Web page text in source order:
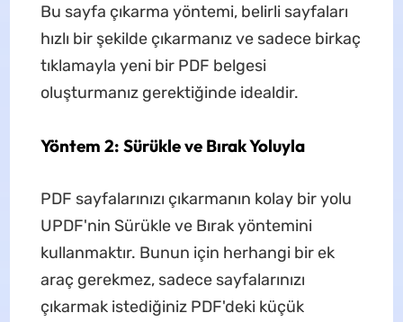
Bu sayfa çıkarma yöntemi, belirli sayfaları
hızlı bir şekilde çıkarmanız ve sadece birkaç
tıklamayla yeni bir PDF belgesi
oluşturmanız gerektiğinde idealdir.
Yöntem 2: Sürükle ve Bırak Yoluyla
PDF sayfalarınızı çıkarmanın kolay bir yolu
UPDF'nin Sürükle ve Bırak yöntemini
kullanmaktır. Bunun için herhangi bir ek
araç gerekmez, sadece sayfalarınızı
çıkarmak istediğiniz PDF'deki küçük